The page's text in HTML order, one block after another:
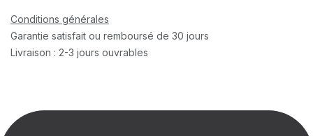
Conditions générales
Garantie satisfait ou remboursé de 30 jours
Livraison : 2-3 jours ouvrables